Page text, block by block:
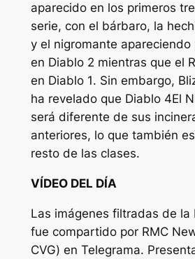
aparecido en los primeros
serie, con el bárbaro, la
y el nigromante apareciendo
en Diablo 2 mientras que el
en Diablo 1. Sin embargo,
ha revelado que Diablo 4El
será diferente de sus
anteriores, lo que también
resto de las clases.
VÍDEO DEL DÍA
Las imágenes filtradas de la
fue compartido por RMC
CVG) en Telegrama.